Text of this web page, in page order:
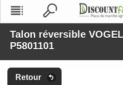
Talon réversible
P5801101
Retour